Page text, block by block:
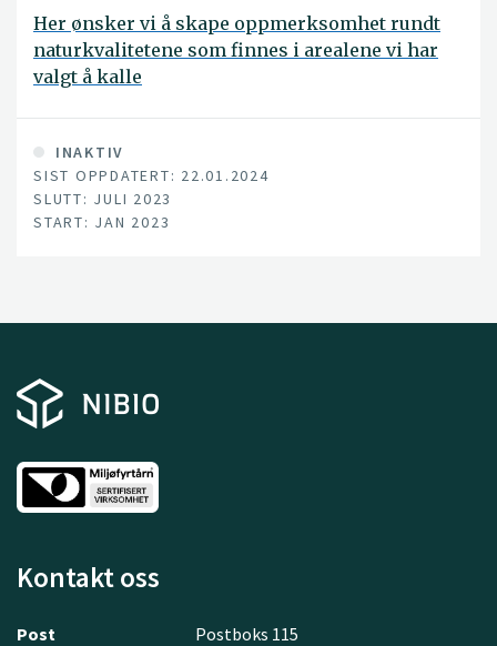
Her ønsker vi å skape oppmerksomhet rundt
naturkvalitetene som finnes i arealene vi har
valgt å kalle
INAKTIV
SIST OPPDATERT: 22.01.2024
SLUTT: JULI 2023
START: JAN 2023
Kontakt oss
Post
Postboks 115